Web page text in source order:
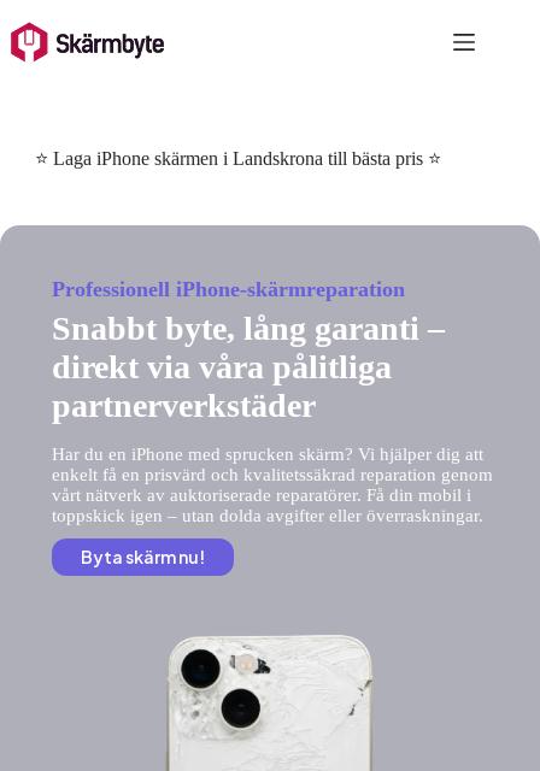
to
content
⭐ Laga iPhone skärmen i Landskrona till bästa pris ⭐
Professionell iPhone-skärmreparation
Snabbt byte, lång garanti –
direkt via våra pålitliga
partnerverkstäder
Har du en iPhone med sprucken skärm? Vi hjälper dig att
enkelt få en prisvärd och kvalitetssäkrad reparation genom
vårt nätverk av auktoriserade reparatörer. Få din mobil i
toppskick igen – utan dolda avgifter eller överraskningar.
Byta skärm nu!